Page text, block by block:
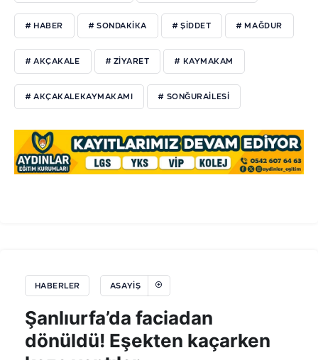
# HABER # SONDAKIKA # ŞIDDET # MAĞDUR
# AKÇAKALE # ZIYARET # KAYMAKAM
# AKÇAKALEKAYMAKAMI # SONĞURAILESI
HABERLER ASAYIŞ
Şanlıurfa’da faciadan
dönüldü! Eşekten kaçarken